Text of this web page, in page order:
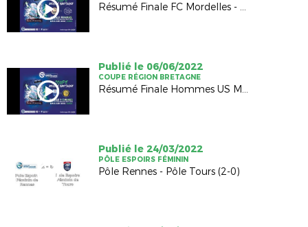
Résumé Finale FC Mordelles - CPB Bréquigny (2-2, TAB 4-5)
Publié le 06/06/2022
COUPE RÉGION BRETAGNE
Résumé Finale Hommes US Montagnarde - AS Ginglin Cesson (2-1)
Publié le 24/03/2022
PÔLE ESPOIRS FÉMININ
Pôle Rennes - Pôle Tours (2-0)